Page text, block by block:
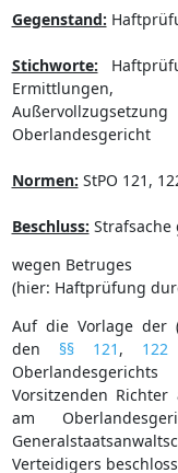
Gegenstand:
Stichworte:
Ermittlungen,
Oberlandesgericht
Normen: StPO 121,
Beschluss: Strafsache
wegen Betruges
(hier: Haftprüfung
Auf die Vorlage der
den §§ 121 , 122
Vorsitzenden
am
Verteidigers